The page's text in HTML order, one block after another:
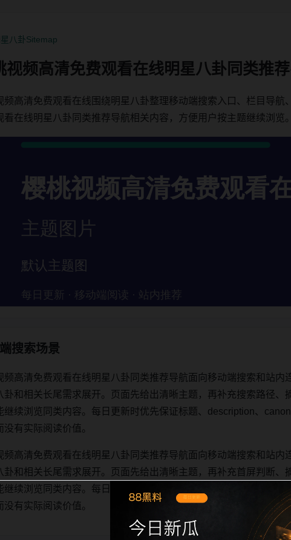
八卦Sitemap
视频高清免费观看在线明星八卦同类推
频高清免费观看在线围绕明星八卦整理移动端搜索入口、栏目导
看在线明星八卦同类推荐导航相关内容，方便用户按主题继续浏览。
搜索场景
频高清免费观看在线明星八卦同类推荐导航面向移动端搜索和站内
卦和相关长尾需求展开。页面先给出清晰主题，再补充搜索路径
继续浏览同类内容。每日更新时优先保证标题、description、
没有实际阅读价值。
频高清免费观看在线明星八卦同类推荐导航面向移动端搜索和站内
卦和相关长尾需求展开。页面先给出清晰主题，再补充首屏判断
继续浏览同类内容。每日更新时优先保证标题、description、
没有实际阅读价值。